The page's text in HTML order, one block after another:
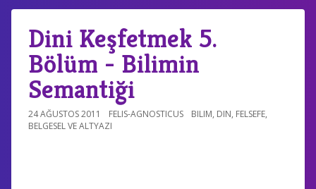
Dini Keşfetmek 5.
Bölüm - Bilimin
Semantiği
24 AĞUSTOS 2011 FELIS-AGNOSTICUS BILIM, DIN, FELSEFE,
BELGESEL VE ALTYAZI